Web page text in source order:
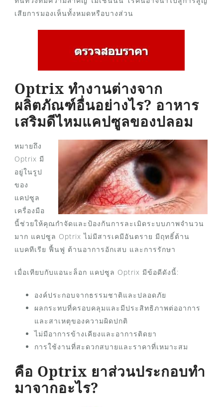
เสียการมองเห็นทั้งหมดหรือบางส่วน
Optrix ทำงานต่างจาก
ผลิตภัณฑ์อื่นอย่างไร? อาหาร
เสริมดีไหมแคปซูลของปลอม
หมายถึง
Optrix มี
อยู่ในรูป
ของ
แคปซูล
เครื่องมือ
นี้ช่วยให้คุณกำจัดและป้องกันการละเมิดระบบภาพจำนวน
มาก แคปซูล Optrix ไม่มีสารเคมีอันตราย มีฤทธิ์ต้าน
แบคทีเรีย ฟื้นฟู ต้านอาการอักเสบ และการรักษา
เมื่อเทียบกับแอนะล็อก แคปซูล Optrix มีข้อดีดังนี้:
องค์ประกอบจากธรรมชาติและปลอดภัย
ผลกระทบที่ครอบคลุมและมีประสิทธิภาพต่ออาการ
และสาเหตุของความผิดปกติ
ไม่มีอาการข้างเคียงและอาการติดยา
การใช้งานที่สะดวกสบายและราคาที่เหมาะสม
คือ Optrix ยาส่วนประกอบทำ
มาจากอะไร?